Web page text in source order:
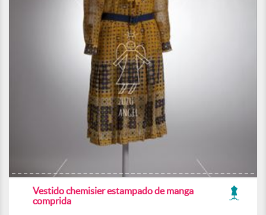
Vestido chemisier estampado de manga
comprida